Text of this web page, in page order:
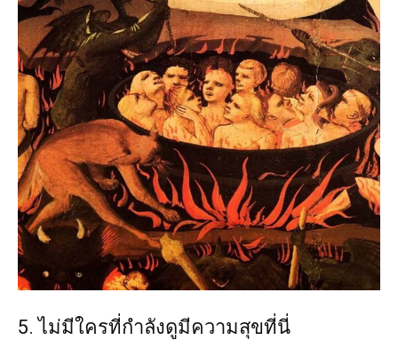
5. ไม่มีใครที่กำลังดูมีความสุขที่นี่